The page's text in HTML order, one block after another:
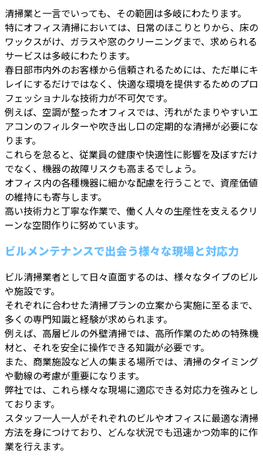
清掃業と一言でいっても、その範囲は多岐にわたります。
特にオフィス清掃においては、日常のほこりとりから、床の
ワックスがけ、ガラスや窓のクリーニングまで、求められる
サービスは多岐にわたります。
春日部市内外のお客様から信頼されるためには、ただ単にキ
レイにするだけではなく、快適な環境を提供するためのプロ
フェッショナルな技術力が不可欠です。
例えば、空調が整ったオフィスでは、汚れがたまりやすいエ
アコンのフィルターや吹き出し口の定期的な清掃が必要にな
ります。
これらを怠ると、従業員の健康や快適性に影響を及ぼすだけ
でなく、機器の故障リスクも高まるでしょう。
オフィス内の各種機器に細かな配慮を行うことで、資産価値
の維持にも寄与します。
高い技術力と丁寧な作業で、働く人々の生産性を支えるクリ
ーンな空間作りに努めています。
ビルメンテナンスで出会う様々な現場と対応力
ビル清掃業者として日々直面するのは、様々なタイプのビル
や施設です。
それぞれに合わせた清掃プランの立案から実施に至るまで、
多くの専門知識と経験が求められます。
例えば、高層ビルの外壁清掃では、高所作業のための特殊機
材と、それを安全に操作できる知識が必要です。
また、商業施設など人の集まる場所では、清掃のタイミング
や動線の考慮が重要になります。
弊社では、これら様々な現場に適応できる対応力を強みとし
ております。
スタッフ一人一人がそれぞれのビルやオフィスに最適な清掃
方法を身につけており、どんな状況でも迅速かつ効率的に作
業を行えます。